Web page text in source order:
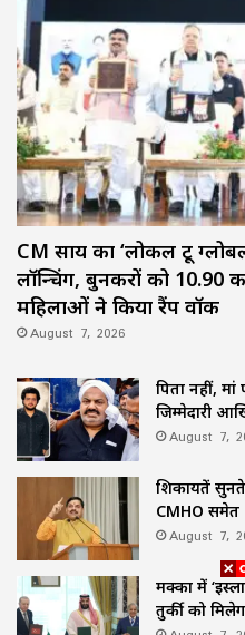
CM साय का ‘लोकल टू
लॉन्चिंग, बुनकरों को 10.90
महिलाओं ने किया रैंप वॉक
August 7, 2026
पिता नहीं,
जिम्मेदारी
August 7,
शिकायतें
CMHO समेत
August 7,
मक्का में
तुर्की को